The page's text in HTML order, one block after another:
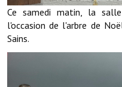
Terrains et maisons à
VOTRE MAIRIE
Ce samedi matin, la
l'occasion de l'arbre de
Sains.